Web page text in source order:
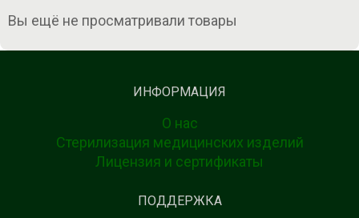
Вы ещё не просматривали товары
ИНФОРМАЦИЯ
О нас
Стерилизация медицинских изделий
Лицензия и сертификаты
ПОДДЕРЖКА